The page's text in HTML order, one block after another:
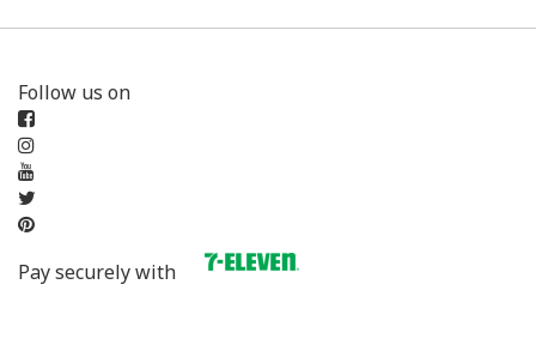
Follow us on
Pay securely with